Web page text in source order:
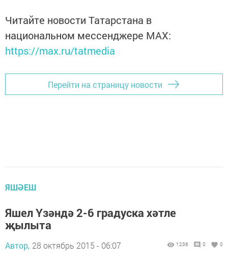
Читайте новости Татарстана в
национальном мессенджере MАХ:
https://max.ru/tatmedia
Перейти на страницу новости
ЯШӘЕШ
Яшел Үзәндә 2-6 градуска хәтле
җылыта
Автор, 28 октябрь 2015 - 06:07 1236 0 0